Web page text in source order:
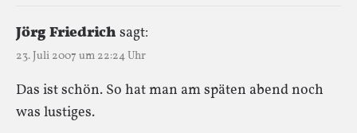
Jörg Friedrich sagt:
23. Juli 2007 um 22:24 Uhr
Das ist schön. So hat man am späten abend noch
was lustiges.